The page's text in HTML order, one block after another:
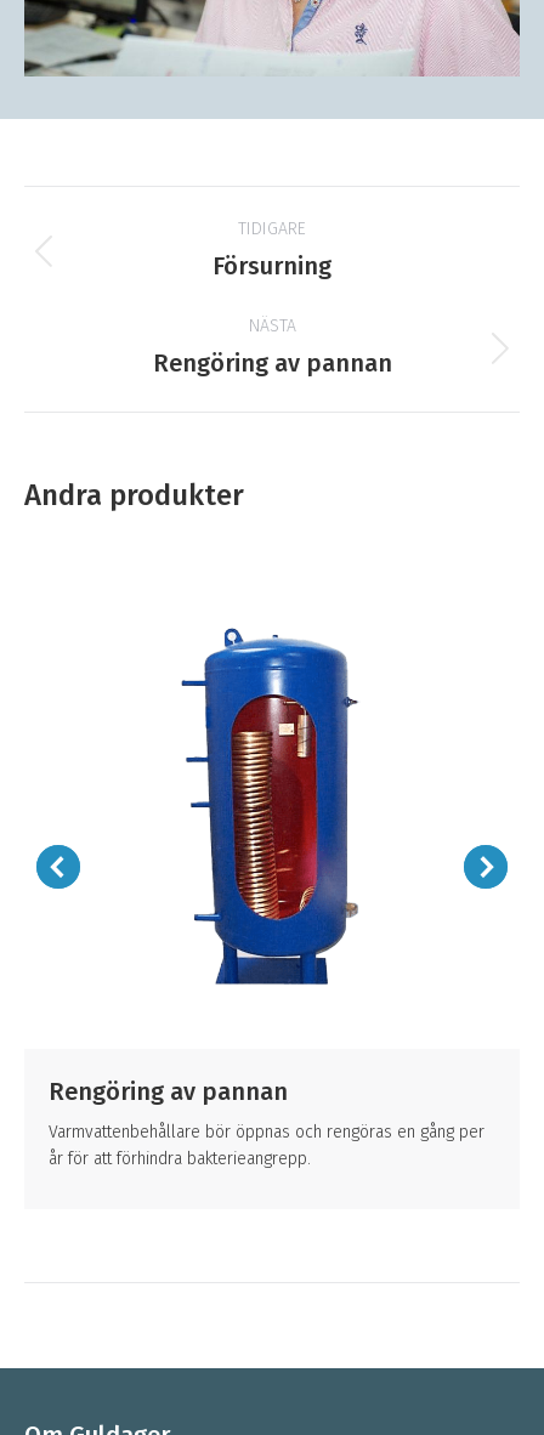
Projektnavigering
TIDIGARE
Tidigare
Försurning
NÄSTA
Nästa
Rengöring av pannan
Andra produkter
Rengöring av pannan
Varmvattenbehållare bör öppnas och rengöras en gång per
år för att förhindra bakterieangrepp.